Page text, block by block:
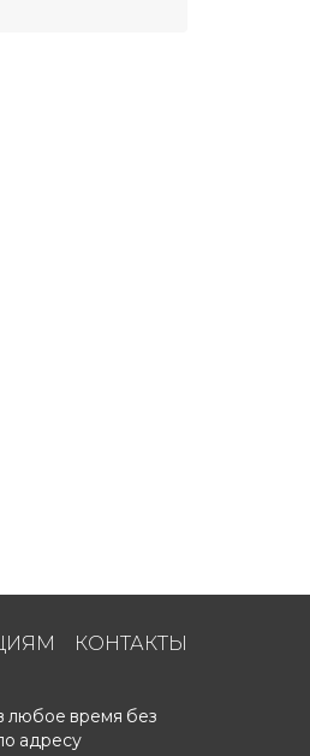
КОНТАКТЫ
любое время без
адресу